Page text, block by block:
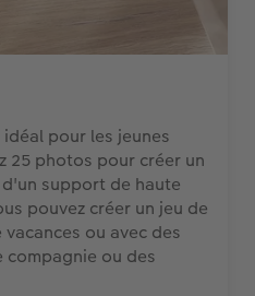
pour les jeunes
25 photos pour créer un
support de haute
pouvez créer un jeu de
ou avec des
compagnie ou des